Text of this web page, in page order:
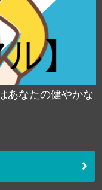
あなたの健やかな